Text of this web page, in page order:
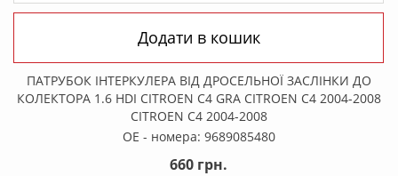
Додати в кошик
ПАТРУБОК ІНТЕРКУЛЕРА ВІД ДРОСЕЛЬНОЇ ЗАСЛІНКИ ДО
КОЛЕКТОРА 1.6 HDI CITROEN C4 GRA CITROEN C4 2004-2008
CITROEN C4 2004-2008
OE - номера: 9689085480
660 грн.